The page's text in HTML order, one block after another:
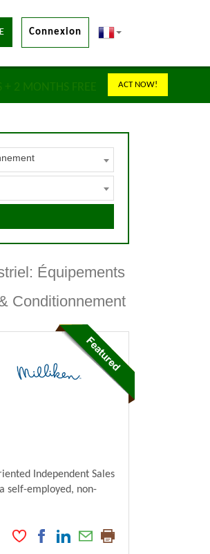
Connexion
ACT NOW!
Équipements
Conditionnement
Independent Sales
self-employed, non-